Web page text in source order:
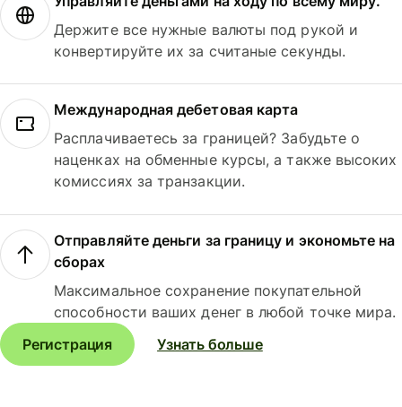
Держите все нужные валюты под рукой и
конвертируйте их за считаные секунды.
Международная дебетовая карта
Расплачиваетесь за границей? Забудьте о
наценках на обменные курсы, а также высоких
комиссиях за транзакции.
Отправляйте деньги за границу и экономьте на
сборах
Максимальное сохранение покупательной
способности ваших денег в любой точке мира.
Регистрация
Узнать больше